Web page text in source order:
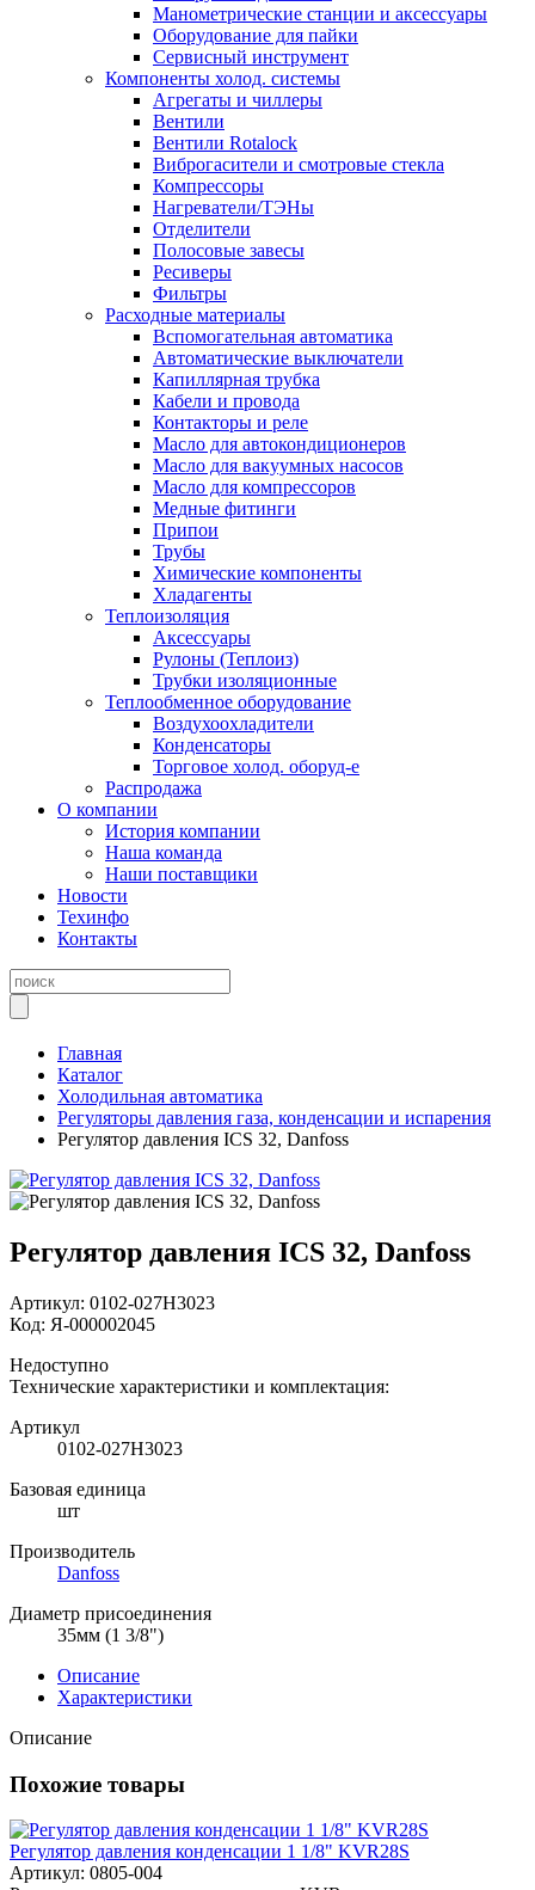
Манометрические станции и аксессуары
Оборудование для пайки
Сервисный инструмент
Компоненты холод. системы
Агрегаты и чиллеры
Вентили
Вентили Rotalock
Виброгасители и смотровые стекла
Компрессоры
Нагреватели/ТЭНы
Отделители
Полосовые завесы
Ресиверы
Фильтры
Расходные материалы
Вспомогательная автоматика
Автоматические выключатели
Капиллярная трубка
Кабели и провода
Контакторы и реле
Масло для автокондиционеров
Масло для вакуумных насосов
Масло для компрессоров
Медные фитинги
Припои
Трубы
Химические компоненты
Хладагенты
Теплоизоляция
Аксессуары
Рулоны (Теплоиз)
Трубки изоляционные
Теплообменное оборудование
Воздухоохладители
Конденсаторы
Торговое холод. оборуд-е
Распродажа
О компании
История компании
Наша команда
Наши поставщики
Новости
Техинфо
Контакты
Главная
Каталог
Холодильная автоматика
Регуляторы давления газа, конденсации и испарения
Регулятор давления ICS 32, Danfoss
Регулятор давления ICS 32, Danfoss
Артикул: 0102-027H3023
Код: Я-000002045
Недоступно
Технические характеристики и комплектация:
Артикул
0102-027H3023
Базовая единица
шт
Производитель
Danfoss
Диаметр присоединения
35мм (1 3/8")
Описание
Характеристики
Описание
Похожие товары
Регулятор давления конденсации 1 1/8" KVR28S
Артикул: 0805-004